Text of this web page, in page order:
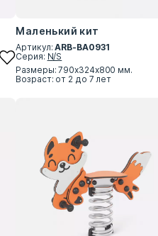
Маленький кит
Артикул:ARB-BA0931
Серия: N/S
Размеры: 790х324х800 мм.
Возраст: от 2 до 7 лет